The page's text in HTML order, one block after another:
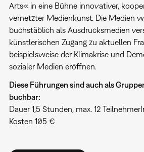
Arts« in eine Bühne innovativer,
vernetzter Medienkunst. Die Medien
buchstäblich als Ausdrucksmedien
künstlerischen Zugang zu aktuellen
beispielsweise der Klimakrise und
sozialer Medien eröffnen.
Diese Führungen sind auch als
buchbar:
Dauer 1,5 Stunden, max. 12
Kosten 105 €